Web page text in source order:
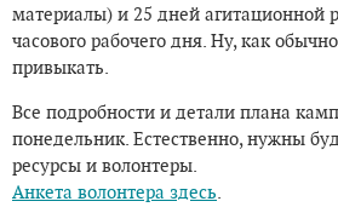
материалы) и 25 дней агитационной
часового рабочего дня. Ну, как
привыкать.
Все подробности и детали плана
понедельник. Естественно, нужны
ресурсы и волонтеры.
Анкета волонтера здесь.